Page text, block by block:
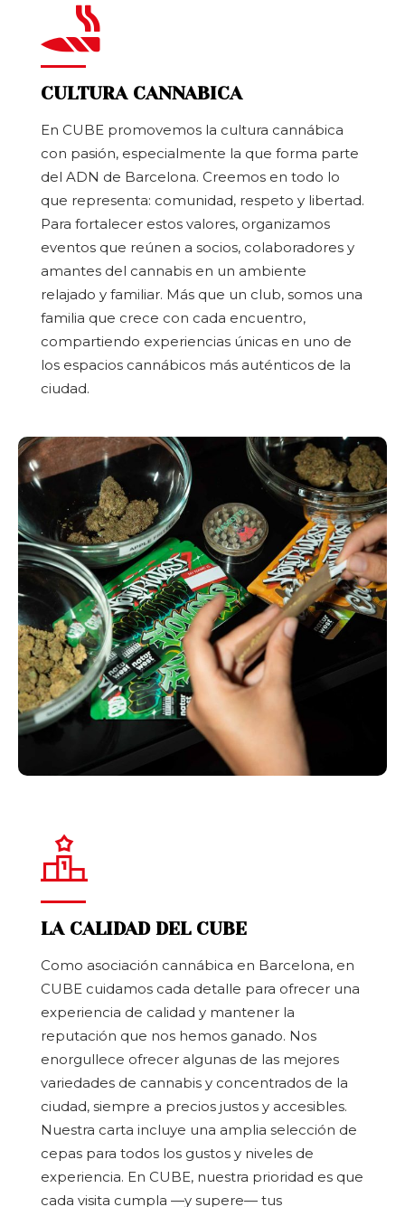
CULTURA CANNABICA
En CUBE promovemos la cultura cannábica
con pasión, especialmente la que forma parte
del ADN de Barcelona. Creemos en todo lo
que representa: comunidad, respeto y libertad.
Para fortalecer estos valores, organizamos
eventos que reúnen a socios, colaboradores y
amantes del cannabis en un ambiente
relajado y familiar. Más que un club, somos una
familia que crece con cada encuentro,
compartiendo experiencias únicas en uno de
los espacios cannábicos más auténticos de la
ciudad.
LA CALIDAD DEL CUBE
Como asociación cannábica en Barcelona, en
CUBE cuidamos cada detalle para ofrecer una
experiencia de calidad y mantener la
reputación que nos hemos ganado. Nos
enorgullece ofrecer algunas de las mejores
variedades de cannabis y concentrados de la
ciudad, siempre a precios justos y accesibles.
Nuestra carta incluye una amplia selección de
cepas para todos los gustos y niveles de
experiencia. En CUBE, nuestra prioridad es que
cada visita cumpla —y supere— tus